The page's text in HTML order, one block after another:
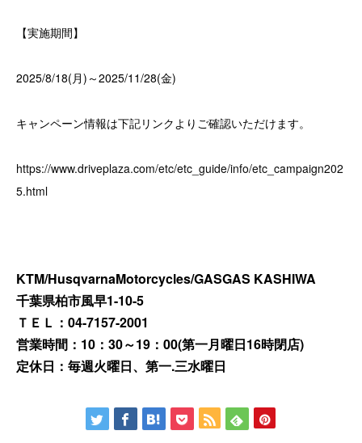
【実施期間】
2025/8/18(月)～2025/11/28(金)
キャンペーン情報は下記リンクよりご確認いただけます。
https://www.driveplaza.com/etc/etc_guide/info/etc_campaign202
5.html
KTM/HusqvarnaMotorcycles/GASGAS KASHIWA
千葉県柏市風早1-10-5
ＴＥＬ：04-7157-2001
営業時間：10：30～19：00(第一月曜日16時閉店)
定休日：毎週火曜日、第一.三水曜日